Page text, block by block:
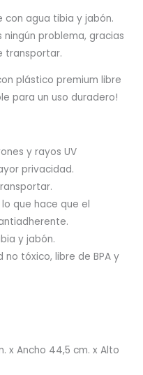
con agua tibia y jabón.
ningún problema, gracias
transportar.
plástico premium libre
para un uso duradero!
y rayos UV
privacidad.
que hace que el
y jabón.
tóxico, libre de BPA y
x Ancho 44,5 cm. x Alto